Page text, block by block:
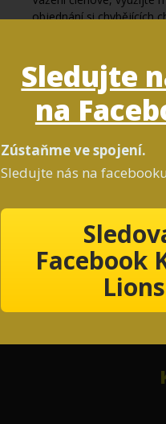
objednání si chybějících
Sledujte
na
Zústaňme ve spojení.
Sledujte nás na
Facebook
Lions